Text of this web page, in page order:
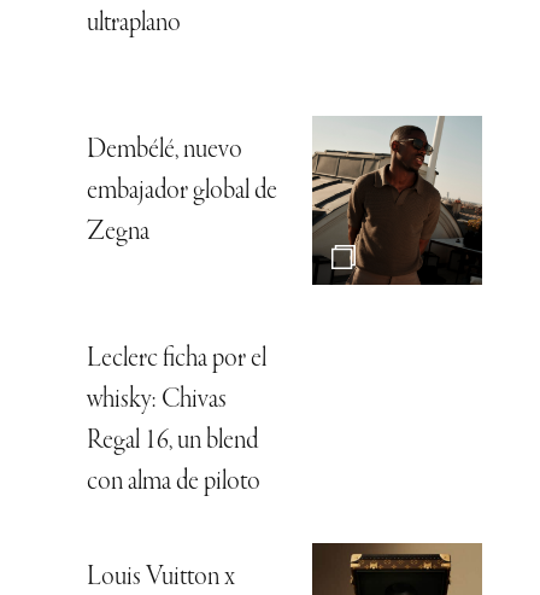
ultraplano
Dembélé, nuevo
embajador global de
Zegna
Leclerc ficha por el
whisky: Chivas
Regal 16, un blend
con alma de piloto
Louis Vuitton x